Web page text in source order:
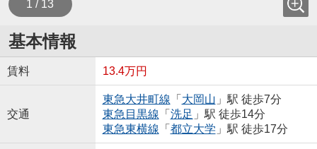
1 / 13
基本情報
賃料 13.4万円
交通
東急大井町線 「 大岡山 」駅 徒歩7分
東急目黒線 「 洗足 」駅 徒歩14分
東急東横線 「 都立大学 」駅 徒歩17分